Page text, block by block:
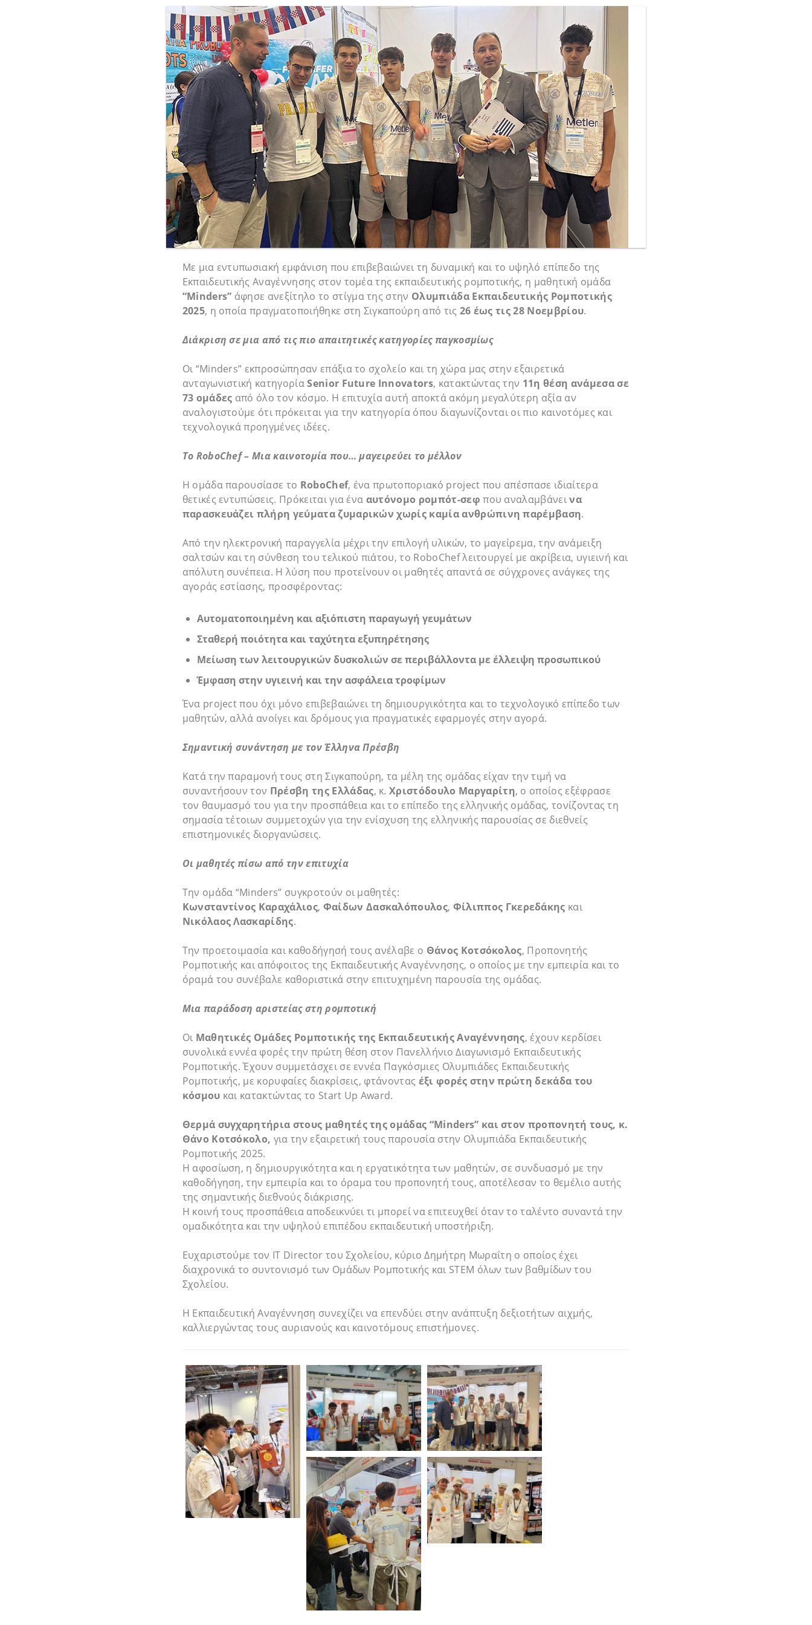
Με μια εντυπωσιακή εμφάνιση που επιβεβαιώνει τη δυναμική και το υψηλό επίπεδο της
Εκπαιδευτικής Αναγέννησης στον τομέα της εκπαιδευτικής ρομποτικής, η μαθητική ομάδα
“Minders” άφησε ανεξίτηλο το στίγμα της στην Ολυμπιάδα Εκπαιδευτικής Ρομποτικής
2025, η οποία πραγματοποιήθηκε στη Σιγκαπούρη από τις 26 έως τις 28 Νοεμβρίου.
Διάκριση σε μια από τις πιο απαιτητικές κατηγορίες παγκοσμίως
Οι “Minders” εκπροσώπησαν επάξια το σχολείο και τη χώρα μας στην εξαιρετικά
ανταγωνιστική κατηγορίαSenior Future Innovators, κατακτώντας την 11η θέση ανάμεσα σε
73 ομάδες από όλο τον κόσμο. Η επιτυχία αυτή αποκτά ακόμη μεγαλύτερη αξία αν
αναλογιστούμε ότι πρόκειται για την κατηγορία όπου διαγωνίζονται οι πιο καινοτόμες και
τεχνολογικά προηγμένες ιδέες.
Το RoboChef – Μια καινοτομία που… μαγειρεύει το μέλλον
Η ομάδα παρουσίασε το RoboChef, ένα πρωτοποριακό project που απέσπασε ιδιαίτερα
θετικές εντυπώσεις. Πρόκειται για ένα αυτόνομο ρομπότ-σεφ που αναλαμβάνεινα
παρασκευάζει πλήρη γεύματα ζυμαρικών χωρίς καμία ανθρώπινη παρέμβαση.
Από την ηλεκτρονική παραγγελία μέχρι την επιλογή υλικών, το μαγείρεμα, την ανάμειξη
σαλτσών και τη σύνθεση του τελικού πιάτου, το RoboChef λειτουργεί με ακρίβεια, υγιεινή και
απόλυτη συνέπεια. Η λύση που προτείνουν οι μαθητές απαντά σε σύγχρονες ανάγκες της
αγοράς εστίασης, προσφέροντας:
Αυτοματοποιημένη και αξιόπιστη παραγωγή γευμάτων
Σταθερή ποιότητα και ταχύτητα εξυπηρέτησης
Μείωση των λειτουργικών δυσκολιών σε περιβάλλοντα με έλλειψη προσωπικού
Έμφαση στην υγιεινή και την ασφάλεια τροφίμων
Ένα project που όχι μόνο επιβεβαιώνει τη δημιουργικότητα και το τεχνολογικό επίπεδο των
μαθητών, αλλά ανοίγει και δρόμους για πραγματικές εφαρμογές στην αγορά.
Σημαντική συνάντηση με τον Έλληνα Πρέσβη
Κατά την παραμονή τους στη Σιγκαπούρη, τα μέλη της ομάδας είχαν την τιμή να
συναντήσουν τον Πρέσβη της Ελλάδας, κ.Χριστόδουλο Μαργαρίτη, ο οποίος εξέφρασε
τον θαυμασμό του για την προσπάθεια και το επίπεδο της ελληνικής ομάδας, τονίζοντας τη
σημασία τέτοιων συμμετοχών για την ενίσχυση της ελληνικής παρουσίας σε διεθνείς
επιστημονικές διοργανώσεις.
Οι μαθητές πίσω από την επιτυχία
Την ομάδα “Minders” συγκροτούν οι μαθητές:
Κωνσταντίνος Καραχάλιος, Φαίδων Δασκαλόπουλος, Φίλιππος Γκερεδάκης και
Νικόλαος Λασκαρίδης.
Την προετοιμασία και καθοδήγησή τους ανέλαβε ο Θάνος Κοτσόκολος, Προπονητής
Ρομποτικής και απόφοιτος της Εκπαιδευτικής Αναγέννησης, ο οποίος με την εμπειρία και το
όραμά του συνέβαλε καθοριστικά στην επιτυχημένη παρουσία της ομάδας.
Μια παράδοση αριστείας στη ρομποτική
Oι Μαθητικές Ομάδες Ρομποτικής της Εκπαιδευτικής Αναγέννησης, έχουν κερδίσει
συνολικά εννέα φορές την πρώτη θέση στον Πανελλήνιο Διαγωνισμό Εκπαιδευτικής
Ρομποτικής. Έχουν συμμετάσχει σε εννέα Παγκόσμιες Ολυμπιάδες Εκπαιδευτικής
Ρομποτικής, με κορυφαίες διακρίσεις, φτάνοντας έξι φορές στην πρώτη δεκάδα του
κόσμου και κατακτώντας το Start Up Award.
Θερμά συγχαρητήρια στους μαθητές της ομάδας “Minders” και στον προπονητή τους, κ.
Θάνο Κοτσόκολο, για την εξαιρετική τους παρουσία στην Ολυμπιάδα Εκπαιδευτικής
Ρομποτικής 2025.
Η αφοσίωση, η δημιουργικότητα και η εργατικότητα των μαθητών, σε συνδυασμό με την
καθοδήγηση, την εμπειρία και το όραμα του προπονητή τους, αποτέλεσαν το θεμέλιο αυτής
της σημαντικής διεθνούς διάκρισης.
Η κοινή τους προσπάθεια αποδεικνύει τι μπορεί να επιτευχθεί όταν το ταλέντο συναντά την
ομαδικότητα και την υψηλού επιπέδου εκπαιδευτική υποστήριξη.
Ευχαριστούμε τον IT Director του Σχολείου, κύριο Δημήτρη Μωραΐτη ο οποίος έχει
διαχρονικά το συντονισμό των Ομάδων Ρομποτικής και STEM όλων των βαθμίδων του
Σχολείου.
Η Εκπαιδευτική Αναγέννηση συνεχίζει να επενδύει στην ανάπτυξη δεξιοτήτων αιχμής,
καλλιεργώντας τους αυριανούς και καινοτόμους επιστήμονες.